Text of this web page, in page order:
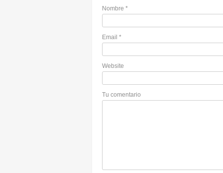
Nombre *
Email *
Website
Tu comentario